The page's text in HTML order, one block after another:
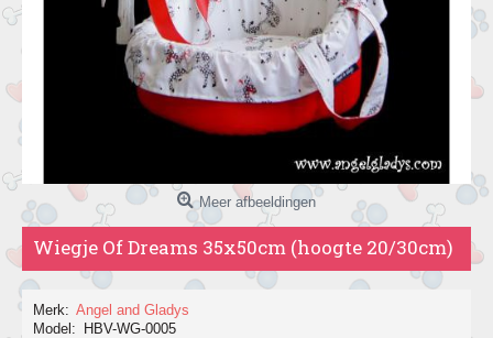
Meer afbeeldingen
Wiegje Of Dreams 35x50cm (hoogte 20/30cm)
Merk: Angel and Gladys
Model:
HBV-WG-0005